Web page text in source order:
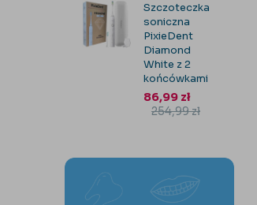
Szczoteczka
soniczna
PixieDent
Diamond
White z 2
końcówkami
86,99 zł
254,99zł